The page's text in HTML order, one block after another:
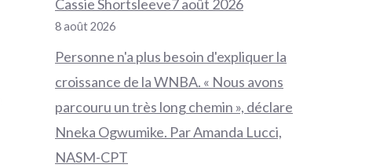
Cassie Shortsleeve7 août 2026
8 août 2026
Personne n'a plus besoin d'expliquer la
croissance de la WNBA. « Nous avons
parcouru un très long chemin », déclare
Nneka Ogwumike. Par Amanda Lucci,
NASM-CPT